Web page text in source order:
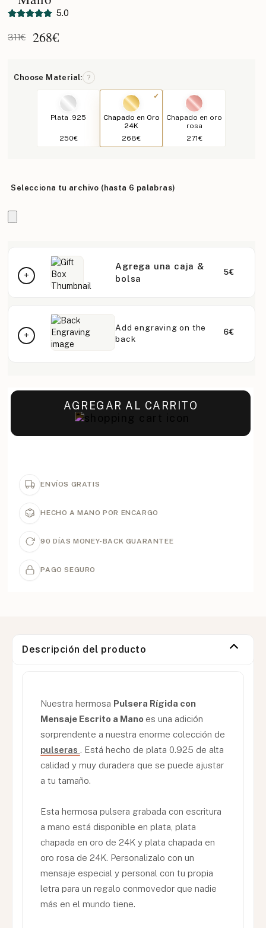
5.0
311€ 268€
Choose Material: ?
Plata .925
250€
Chapado en Oro
24K
268€
Chapado en oro
rosa
271€
Selecciona tu archivo (hasta 6 palabras)
Agrega una caja &
bolsa
5€
Add engraving on the
back
6€
AGREGAR AL CARRITO
ENVÍOS GRATIS
HECHO A MANO POR ENCARGO
90 DÍAS MONEY-BACK GUARANTEE
PAGO SEGURO
Descripción del producto
Nuestra hermosa Pulsera Rígida con
Mensaje Escrito a Mano es una adición
sorprendente a nuestra enorme colección de
pulseras . Está hecho de plata 0.925 de alta
calidad y muy duradera que se puede ajustar
a tu tamaño.
Esta hermosa pulsera grabada con escritura
a mano está disponible en plata, plata
chapada en oro de 24K y plata chapada en
oro rosa de 24K. Personalizalo con un
mensaje especial y personal con tu propia
letra para un regalo conmovedor que nadie
más en el mundo tiene.